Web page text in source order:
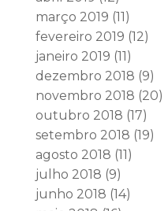
março 2019 (11)
fevereiro 2019 (12)
janeiro 2019 (11)
dezembro 2018 (9)
novembro 2018 (20)
outubro 2018 (17)
setembro 2018 (19)
agosto 2018 (11)
julho 2018 (9)
junho 2018 (14)